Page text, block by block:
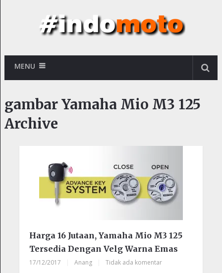
MENU
gambar Yamaha Mio M3 125
Archive
Harga 16 Jutaan, Yamaha Mio M3 125
Tersedia Dengan Velg Warna Emas
17/12/2017 Anang Tidak ada komentar